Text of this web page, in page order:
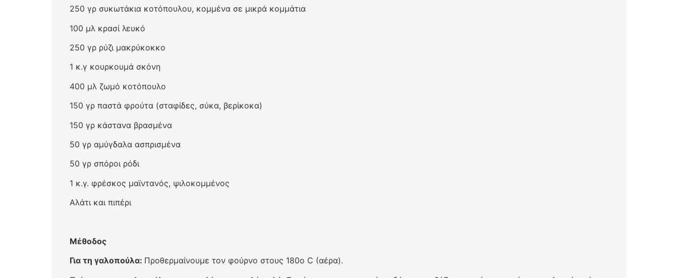
250 γρ συκωτάκια κοτόπουλου, κομμένα σε μικρά κομμάτια
100 μλ κρασί λευκό
250 γρ ρύζι μακρύκοκκο
1 κ.γ κουρκουμά σκόνη
400 μλ ζωμό κοτόπουλο
150 γρ παστά φρούτα (σταφίδες, σύκα, βερίκοκα)
150 γρ κάστανα βρασμένα
50 γρ αμύγδαλα ασπρισμένα
50 γρ σπόροι ρόδι
1 κ.γ. φρέσκος μαϊντανός, ψιλοκομμένος
Αλάτι και πιπέρι
Μέθοδος
Για τη γαλοπούλα: Προθερμαίνουμε τον φούρνο στους 180ο C (αέρα).